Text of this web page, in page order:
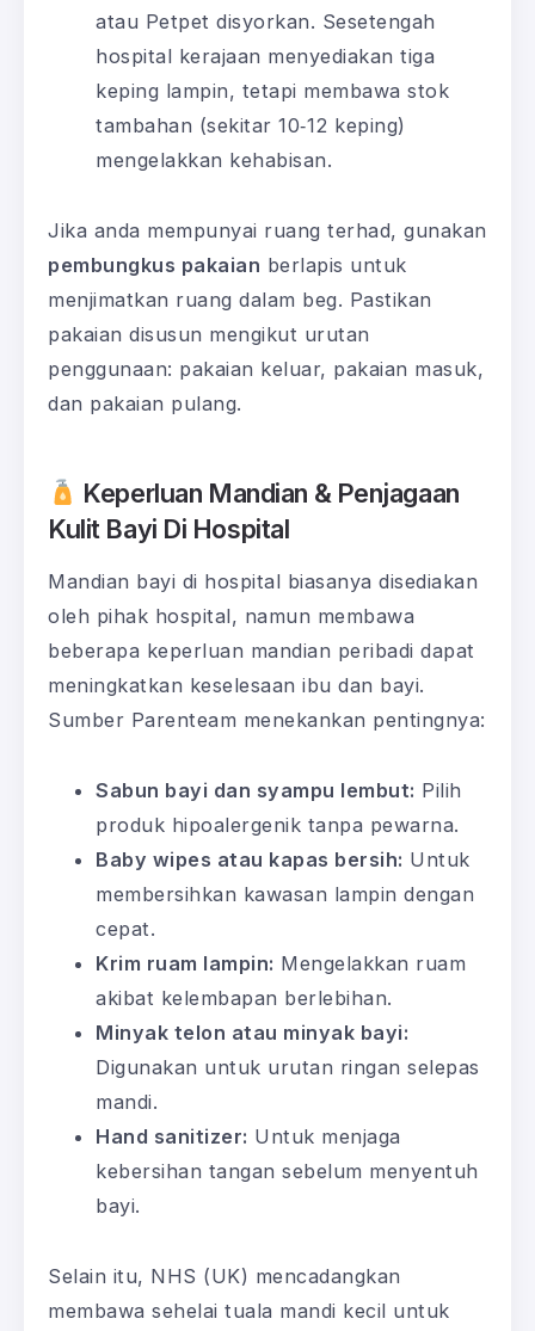
atau Petpet disyorkan. Sesetengah
hospital kerajaan menyediakan tiga
keping lampin, tetapi membawa stok
tambahan (sekitar 10‑12 keping)
mengelakkan kehabisan.
Jika anda mempunyai ruang terhad, gunakan
pembungkus pakaian berlapis untuk
menjimatkan ruang dalam beg. Pastikan
pakaian disusun mengikut urutan
penggunaan: pakaian keluar, pakaian masuk,
dan pakaian pulang.
Keperluan Mandian & Penjagaan
Kulit Bayi Di Hospital
Mandian bayi di hospital biasanya disediakan
oleh pihak hospital, namun membawa
beberapa keperluan mandian peribadi dapat
meningkatkan keselesaan ibu dan bayi.
Sumber Parenteam menekankan pentingnya:
Sabun bayi dan syampu lembut: Pilih
produk hipoalergenik tanpa pewarna.
Baby wipes atau kapas bersih: Untuk
membersihkan kawasan lampin dengan
cepat.
Krim ruam lampin: Mengelakkan ruam
akibat kelembapan berlebihan.
Minyak telon atau minyak bayi:
Digunakan untuk urutan ringan selepas
mandi.
Hand sanitizer: Untuk menjaga
kebersihan tangan sebelum menyentuh
bayi.
Selain itu, NHS (UK) mencadangkan
membawa sehelai tuala mandi kecil untuk